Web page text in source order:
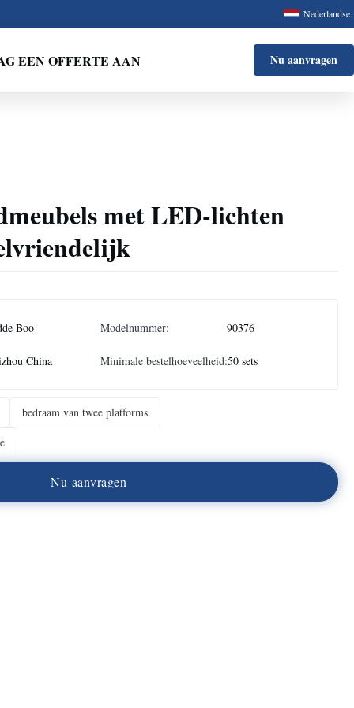
Nederlandse
EEN OFFERTE AAN Nu aanvragen
met LED-lichten
Boo Modelnummer: 90376
China Minimale bestelhoeveelheid:50 sets
bedraam van twee platforms
Nu aanvragen